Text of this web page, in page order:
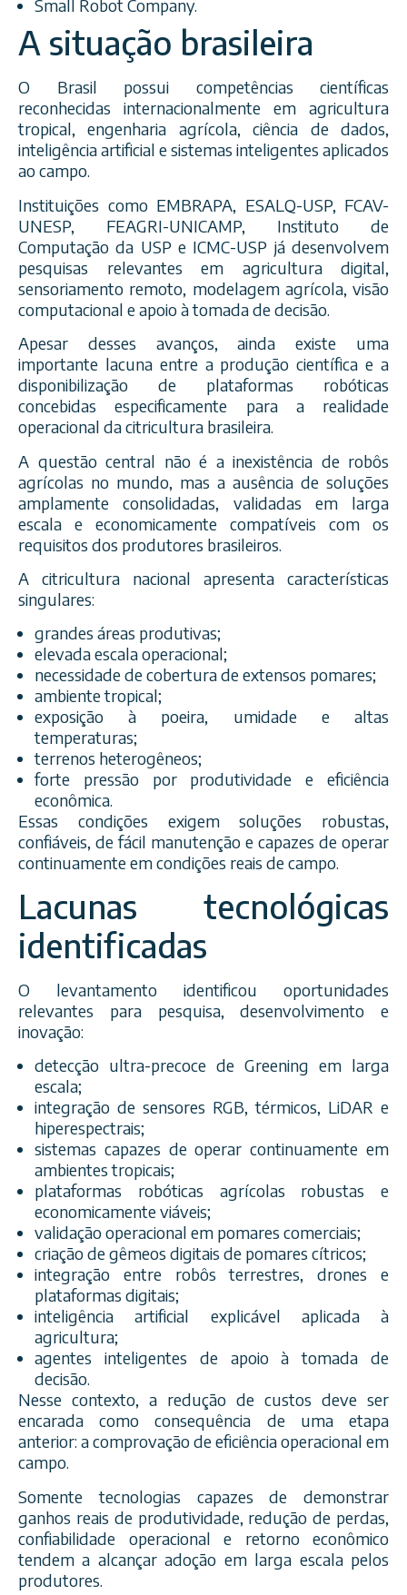
Small Robot Company.
A situação brasileira
O Brasil possui competências científicas
reconhecidas internacionalmente em agricultura
tropical, engenharia agrícola, ciência de dados,
inteligência artificial e sistemas inteligentes aplicados
ao campo.
Instituições como EMBRAPA, ESALQ-USP, FCAV-
UNESP, FEAGRI-UNICAMP, Instituto de
Computação da USP e ICMC-USP já desenvolvem
pesquisas relevantes em agricultura digital,
sensoriamento remoto, modelagem agrícola, visão
computacional e apoio à tomada de decisão.
Apesar desses avanços, ainda existe uma
importante lacuna entre a produção científica e a
disponibilização de plataformas robóticas
concebidas especificamente para a realidade
operacional da citricultura brasileira.
A questão central não é a inexistência de robôs
agrícolas no mundo, mas a ausência de soluções
amplamente consolidadas, validadas em larga
escala e economicamente compatíveis com os
requisitos dos produtores brasileiros.
A citricultura nacional apresenta características
singulares:
grandes áreas produtivas;
elevada escala operacional;
necessidade de cobertura de extensos pomares;
ambiente tropical;
exposição à poeira, umidade e altas
temperaturas;
terrenos heterogêneos;
forte pressão por produtividade e eficiência
econômica.
Essas condições exigem soluções robustas,
confiáveis, de fácil manutenção e capazes de operar
continuamente em condições reais de campo.
Lacunas tecnológicas
identificadas
O levantamento identificou oportunidades
relevantes para pesquisa, desenvolvimento e
inovação:
detecção ultra-precoce de Greening em larga
escala;
integração de sensores RGB, térmicos, LiDAR e
hiperespectrais;
sistemas capazes de operar continuamente em
ambientes tropicais;
plataformas robóticas agrícolas robustas e
economicamente viáveis;
validação operacional em pomares comerciais;
criação de gêmeos digitais de pomares cítricos;
integração entre robôs terrestres, drones e
plataformas digitais;
inteligência artificial explicável aplicada à
agricultura;
agentes inteligentes de apoio à tomada de
decisão.
Nesse contexto, a redução de custos deve ser
encarada como consequência de uma etapa
anterior: a comprovação de eficiência operacional em
campo.
Somente tecnologias capazes de demonstrar
ganhos reais de produtividade, redução de perdas,
confiabilidade operacional e retorno econômico
tendem a alcançar adoção em larga escala pelos
produtores.